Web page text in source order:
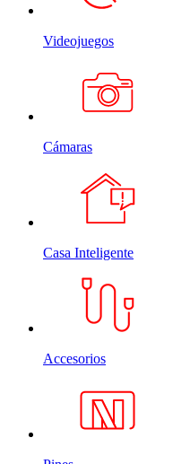
Videojuegos
Cámaras
Casa Inteligente
Accesorios